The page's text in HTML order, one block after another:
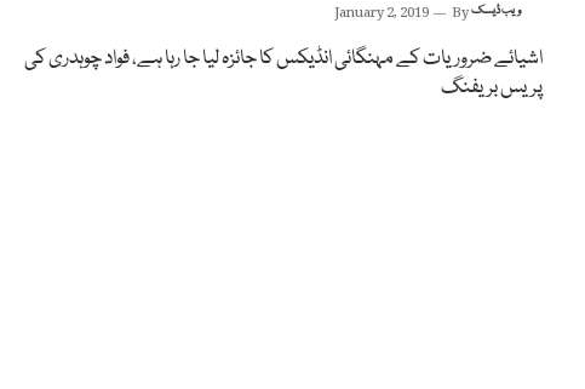
January 2, 2019 Byویب ڈیسک
اشیائے ضروریات کے مہنگائی انڈیکس کا جائزہ لیا جا رہا ہے، فواد چوہدری کی
پریس بریفنگ